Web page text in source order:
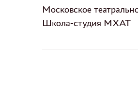
Московское
Школа-студия МХАТ